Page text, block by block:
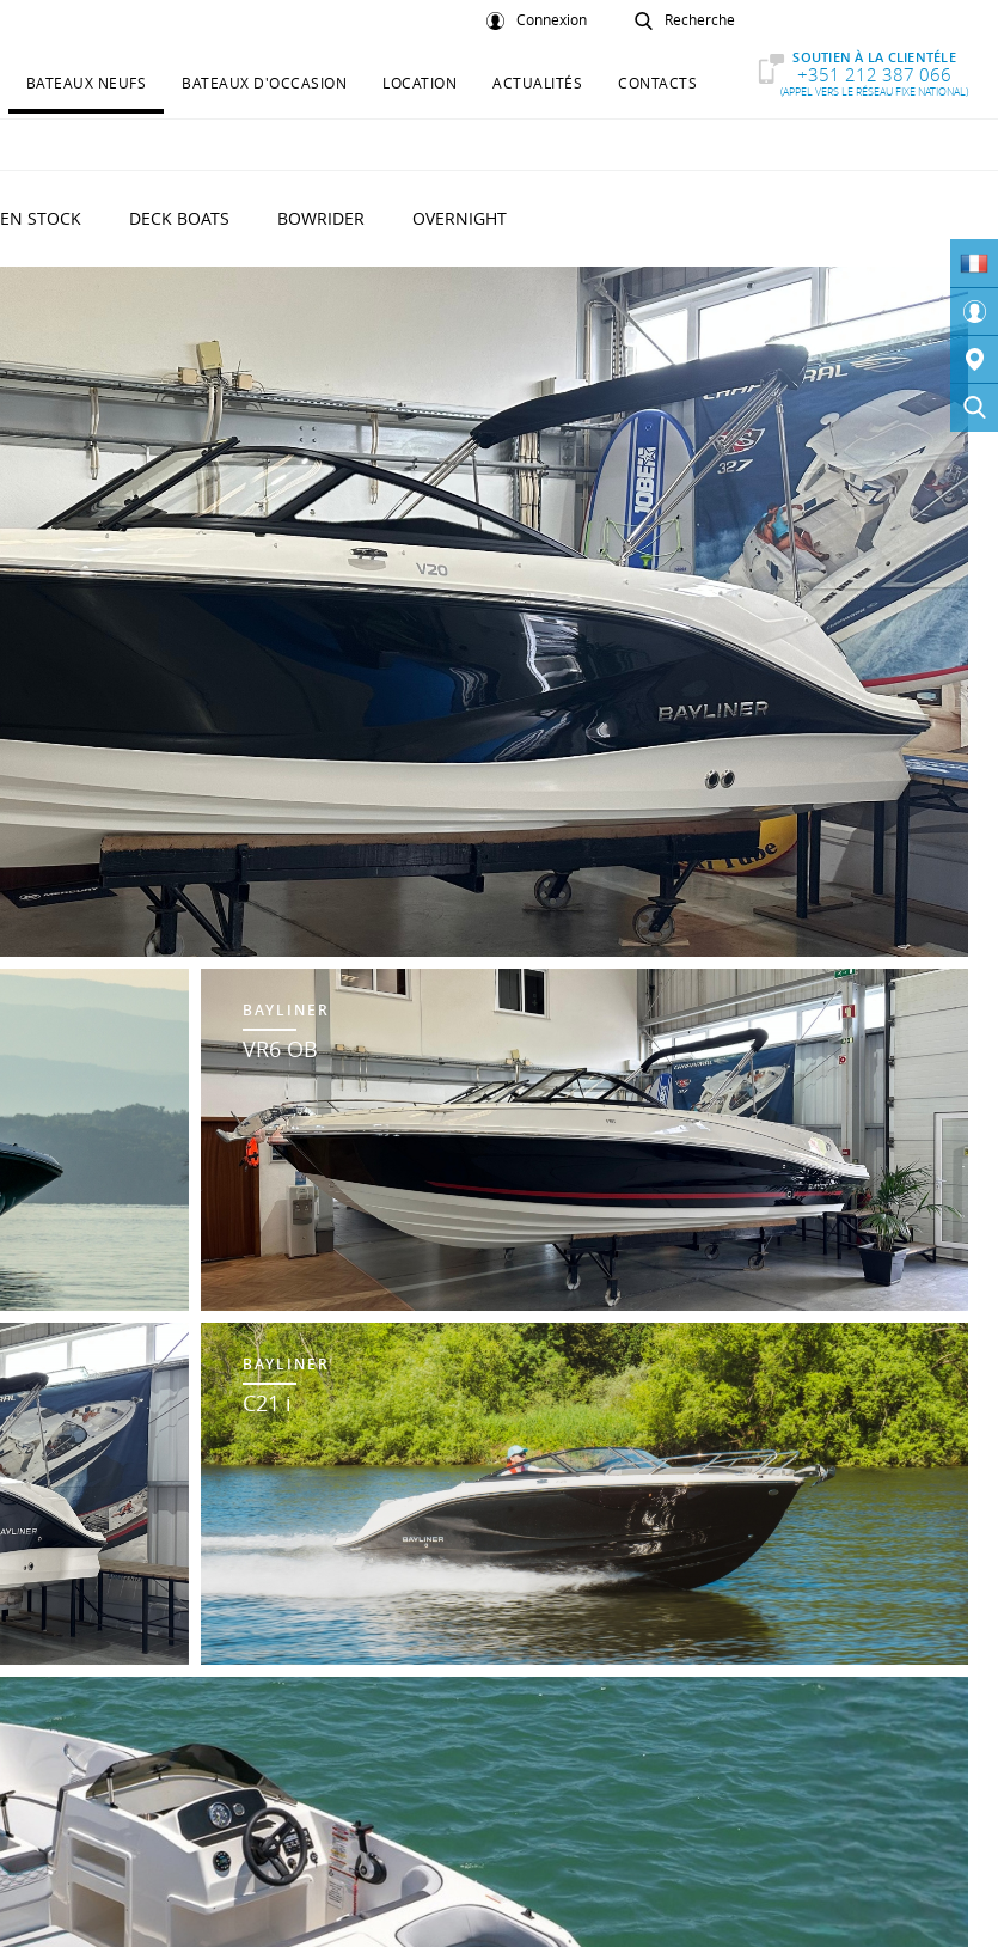
Connexion Recherche
BATEAUX NEUFS BATEAUX D'OCCASION LOCATION ACTUALITÉS CONTACTS
SOUTIEN À LA CLIENTÉLE
+351 212 387 066
(APPEL VERS LE RÉSEAU FIXE NATIONAL)
EN STOCK DECK BOATS BOWRIDER OVERNIGHT
BAYLINER
VR6 OB
BAYLINER
C21 i